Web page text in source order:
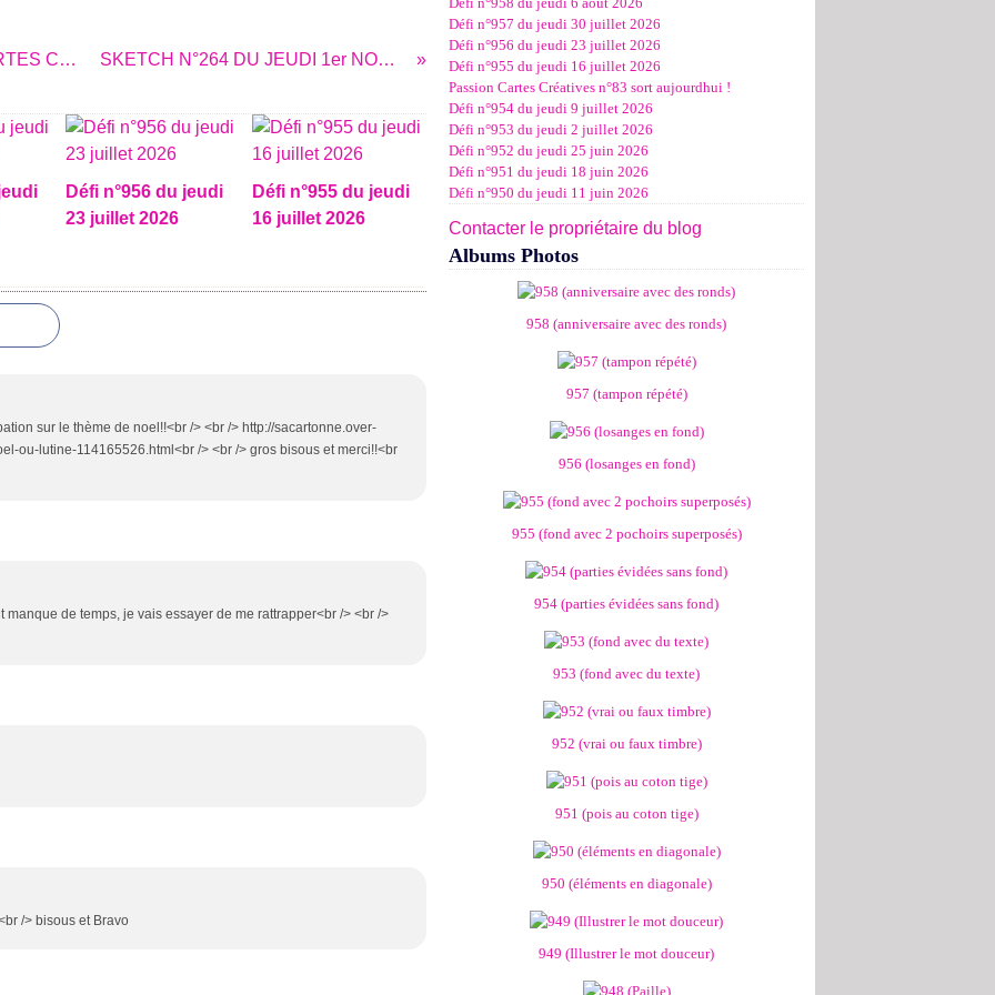
AVANT PREMIERE : PASSION CARTES CREATIVES N°20 SKETCH N°264 DU JEUDI 1er NOVEMBRE 2012
Défi n°956 du jeudi
23 juillet 2026
Défi n°955 du jeudi
16 juillet 2026
sur le thème de noel!!<br /> <br /> http://sacartonne.over-
ou-lutine-114165526.html<br /> <br /> gros bisous et merci!!<br
de temps, je vais essayer de me rattrapper<br /> <br />
/> bisous et Bravo
Janvier (4)
Février (8)
Janvier (6)
Mars(12)
Février (14)
Janvier (13)
Avril(19)
Mars(13)
Février (14)
Janvier (15)
Mai(11)
Avril(14)
Mars(16)
Février (14)
Janvier(18)
Juin(16)
Mai(19)
Avril(24)
Mars(16)
Février(15)
Janvier (19)
Juillet(17)
Juin(15)
Mai(19)
Avril(20)
Mars(8)
Février(17)
Janvier (15)
Défi n°957 du jeudi 30 juillet 2026
Défi n°956 du jeudi 23 juillet 2026
Défi n°955 du jeudi 16 juillet 2026
Passion Cartes Créatives n°83 sort aujourdhui !
Défi n°954 du jeudi 9 juillet 2026
Défi n°953 du jeudi 2 juillet 2026
Défi n°952 du jeudi 25 juin 2026
Défi n°951 du jeudi 18 juin 2026
Défi n°950 du jeudi 11 juin 2026
Contacter le propriétaire du blog
Albums Photos
958 (anniversaire avec des ronds)
957 (tampon répété)
956 (losanges en fond)
955 (fond avec 2 pochoirs superposés)
954 (parties évidées sans fond)
953 (fond avec du texte)
952 (vrai ou faux timbre)
951 (pois au coton tige)
950 (éléments en diagonale)
949 (Illustrer le mot douceur)